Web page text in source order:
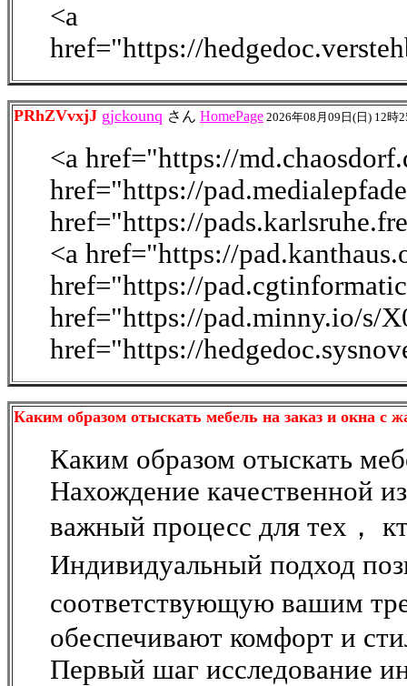
<a
href="https://
PRhZVvxjJ gjckounq さん HomePage 2026年08月09日(日) 12時
<a href="https://
href="https://
href="https://
<a href="https://
href="https://
href="https://pad.minny.io/s/
href="https://
Каким образом отыскать мебель на заказ и окна с
Каким образом отыскать
Нахождение качественной
важный процесс для тех，
Индивидуальный подход
соответствующую вашим
обеспечивают комфорт и
Первый шаг исследование